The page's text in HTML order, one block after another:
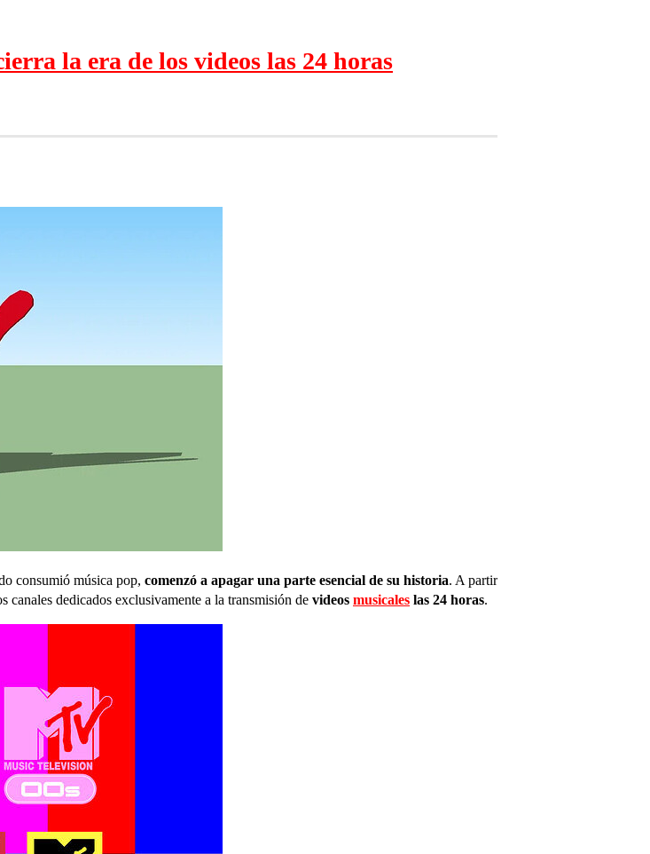
la era de los videos las 24 horas
consumió música pop, comenzó a apagar una parte esencial de su historia. A partir
canales dedicados exclusivamente a la transmisión de videos musicales las 24 horas.